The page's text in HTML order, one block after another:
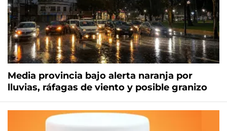
Media provincia bajo alerta naranja por
lluvias, ráfagas de viento y posible granizo